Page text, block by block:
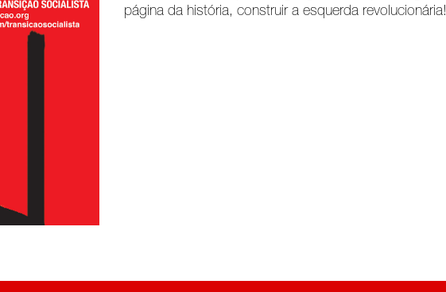
página da história, construir a esquerda revolucionária!